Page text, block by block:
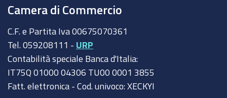
Camera di Commercio
C.F. e Partita Iva 00675070361
Tel. 059208111 - URP
Contabilità speciale Banca d'Italia:
IT75Q 01000 04306 TU00 0001 3855
Fatt. elettronica - Cod. univoco: XECKYI